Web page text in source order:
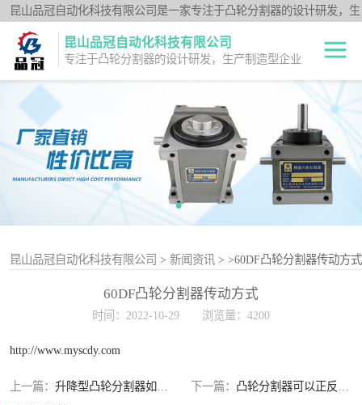
昆山品冠自动化科技有限公司是一家专注于凸轮分割器的设计研发，生
产制造型企业；闽台分割器厂家为客户提供各种高品质的数控转台第四
轴、品冠分割器：法兰型DF系列、法兰中空型DFH系列、平台桌面型
圆柱重负载型Y系列；公司凭借技术优势，可按照客户要求，提供非标
定制服务。
昆山品冠自动化科技有限公司
专注于凸轮分割器的设计研发，生产制造型企业
昆山品冠自动化科技有限公司 > 新闻资讯 > >60DF凸轮分割器传动方式
60DF凸轮分割器传动方式
时间：2022-10-29 浏览量：4200
http://www.myscdy.com
上一篇： 升降型凸轮分割器如何维护？ 下一篇： 凸轮分割器可以正反转吗
中空旋转平台TH
系列
升降摇摆型FH系
列
重负载滚柱YT系
平板共轭型PU系
列
心轴型DS系列
平台桌面型DT系
法兰凸缘型DF系